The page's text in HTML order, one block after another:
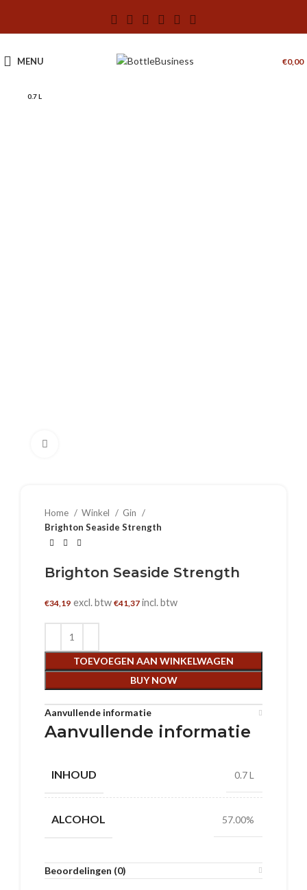
MENU €0,00
0.7 L
Home Winkel
Gin
Brighton Seaside Strength
Brighton Seaside Strength
€34,19 excl. btw €41,37 incl. btw
TOEVOEGEN AAN WINKELWAGEN
BUY NOW
Aanvullende informatie
Aanvullende informatie
INHOUD 0.7 L
ALCOHOL 57.00%
Beoordelingen (0)